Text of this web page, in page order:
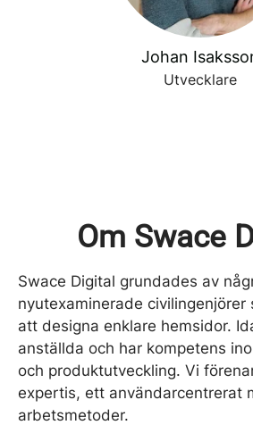
Johan
Utvecklare
Om Swace
Swace Digital grundades av
nyutexaminerade civilingenjörer
att designa enklare hemsidor.
anställda och har kompetens
och produktutveckling. Vi
expertis, ett användarcentrerat
arbetsmetoder.